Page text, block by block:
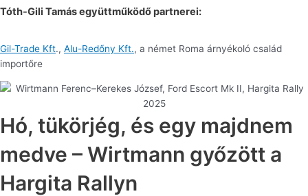
Tóth-Gili Tamás együttműködő partnerei:
Gil-Trade Kft., Alu-Redőny Kft., a német Roma árnyékoló család
importőre
Hó, tükörjég, és egy majdnem
medve – Wirtmann győzött a
Hargita Rallyn